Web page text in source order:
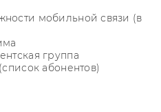
мобильной связи (в
группа
абонентов)